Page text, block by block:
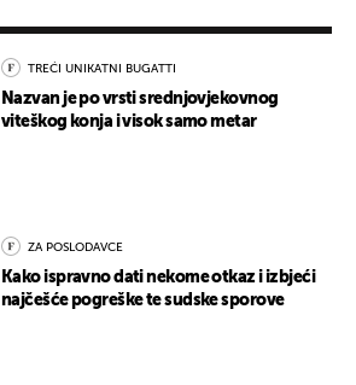
TREĆI UNIKATNI BUGATTI
Nazvan je po vrsti srednjovjekovnog
viteškog konja i visok samo metar
ZA POSLODAVCE
Kako ispravno dati nekome otkaz i izbjeći
najčešće pogreške te sudske sporove